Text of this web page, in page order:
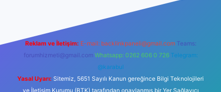
Reklam ve İletişim: E-mail: backlinkpaneli@gmail.com Teams:
forumhizmeti@gmail.com Whatsapp: 0262 606 0 726 Telegram:
@karabul
Yasal Uyarı: Sitemiz, 5651 Sayılı Kanun gereğince Bilgi Teknolojileri
ve İletişim Kurumu (BTK) tarafından onaylanmış bir Yer Sağlayıcı